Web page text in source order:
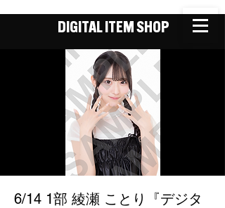
DIGITAL ITEM SHOP
6/14 1部 綾瀬 ことり『デジタ